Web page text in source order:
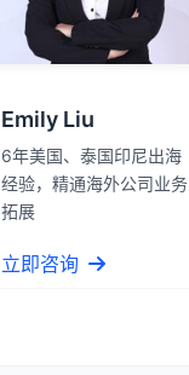
Emily Liu
6年美国、泰国印尼出海
经验，精通海外公司业务
拓展
立即咨询